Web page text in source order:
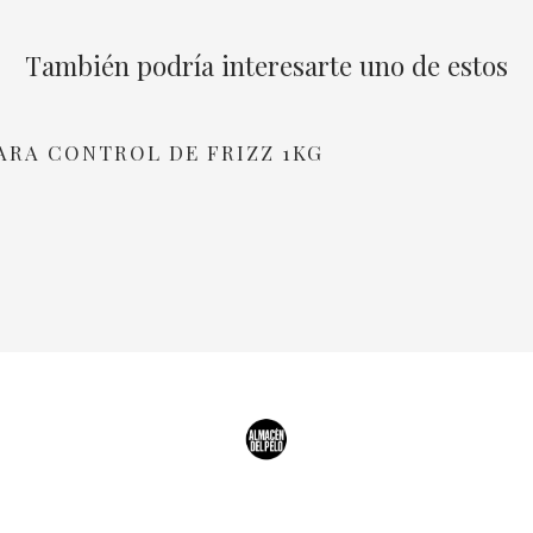
También podría interesarte uno de estos
CONTROL DE FRIZZ 1KG